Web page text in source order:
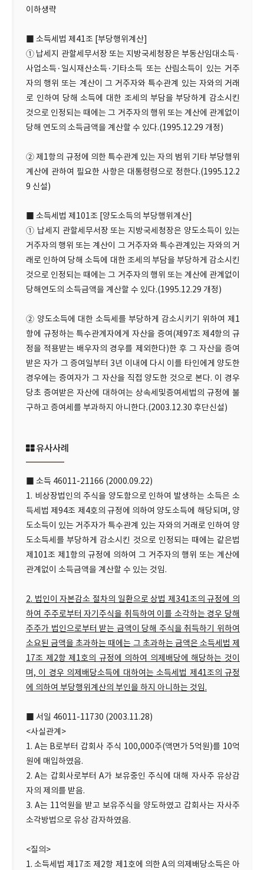
이하생략
■ 소득세법 제41조 [부당행위계산]
① 납세지 관할세무서장 또는 지방국세청장은 부동산임대소득·
사업소득·일시재산소득·기타소득 또는 산림소득이 있는 거주
자의 행위 또는 계산이 그 거주자와 특수관계 있는 자와의 거래
로 인하여 당해 소득에 대한 조세의 부담을 부당하게 감소시킨
것으로 인정되는 때에는 그 거주자의 행위 또는 계산에 관계없이
당해 연도의 소득금액을 계산할 수 있다.(1995.12.29 개정)
② 제1항의 규정에 의한 특수관계 있는 자의 범위 기타 부당행위
계산에 관하여 필요한 사항은 대통령령으로 정한다.(1995.12.2
9 신설)
■ 소득세법 제101조 [양도소득의 부당행위계산]
① 납세지 관할세무서장 또는 지방국세청장은 양도소득이 있는
거주자의 행위 또는 계산이 그 거주자와 특수관계있는 자와의 거
래로 인하여 당해 소득에 대한 조세의 부담을 부당하게 감소시킨
것으로 인정되는 때에는 그 거주자의 행위 또는 계산에 관계없이
당해연도의 소득금액을 계산할 수 있다.(1995.12.29 개정)
② 양도소득에 대한 소득세를 부당하게 감소시키기 위하여 제1
항에 규정하는 특수관계자에게 자산을 증여(제97조 제4항의 규
정을 적용받는 배우자의 경우를 제외한다)한 후 그 자산을 증여
받은 자가 그 증여일부터 3년 이내에 다시 이를 타인에게 양도한
경우에는 증여자가 그 자산을 직접 양도한 것으로 본다. 이 경우
당초 증여받은 자산에 대하여는 상속세및증여세법의 규정에 불
구하고 증여세를 부과하지 아니한다.(2003.12.30 후단신설)
유사사례
■ 소득 46011-21166 (2000.09.22)
1. 비상장법인의 주식을 양도함으로 인하여 발생하는 소득은 소
득세법 제94조 제4호의 규정에 의하여 양도소득에 해당되며, 양
도소득이 있는 거주자가 특수관계 있는 자와의 거래로 인하여 양
도소득세를 부당하게 감소시킨 것으로 인정되는 때에는 같은법
제101조 제1항의 규정에 의하여 그 거주자의 행위 또는 계산에
관계없이 소득금액을 계산할 수 있는 것임.
2. 법인이 자본감소 절차의 일환으로 상법 제341조의 규정에 의
하여 주주로부터 자기주식을 취득하여 이를 소각하는 경우 당해
주주가 법인으로부터 받는 금액이 당해 주식을 취득하기 위하여
소요된 금액을 초과하는 때에는 그 초과하는 금액은 소득세법 제
17조 제2항 제1호의 규정에 의하여 의제배당에 해당하는 것이
며, 이 경우 의제배당소득에 대하여는 소득세법 제41조의 규정
에 의하여 부당행위계산의 부인을 하지 아니하는 것임.
■ 서일 46011-11730 (2003.11.28)
<사실관계>
1. A는 B로부터 갑회사 주식 100,000주(액면가 5억원)를 10억
원에 매입하였음.
2. A는 갑회사로부터 A가 보유중인 주식에 대해 자사주 유상감
자의 제의를 받음.
3. A는 11억원을 받고 보유주식을 양도하였고 갑회사는 자사주
소각방법으로 유상 감자하였음.
<질의>
1. 소득세법 제17조 제2항 제1호에 의한 A의 의제배당소득은 아